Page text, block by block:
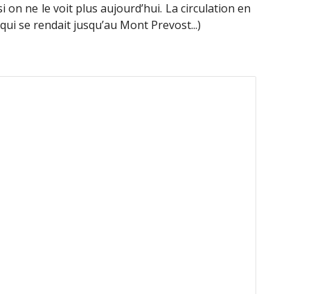
on ne le voit plus aujourd’hui. La circulation en
se rendait jusqu’au Mont Prevost...)